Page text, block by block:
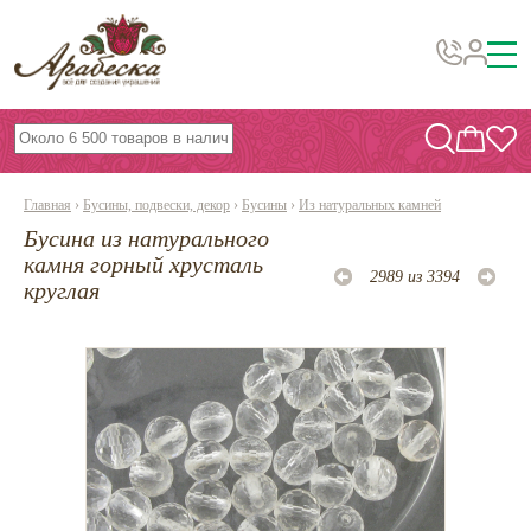
Бусины, подвески, декор
Бисер
Фурнитура
Проволока
Инструменты и материалы
Эпоксидная смола
Шнуры, ленты, нитки
По темам и сезонам
Главная › Бусины, подвески, декор › Бусины › Из натуральных камней
Бусина из натурального
камня горный хрусталь
круглая
2989 из 3394